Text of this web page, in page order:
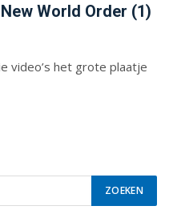
World Order (1)
video’s het grote plaatje